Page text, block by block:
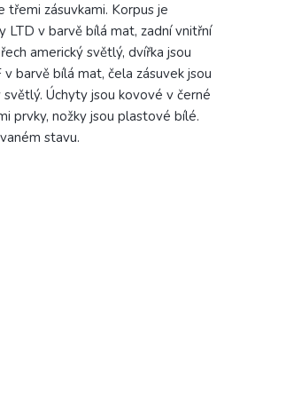
třemi zásuvkami. Korpus je
LTD v barvě bílá mat, zadní vnitřní
americký světlý, dvířka jsou
barvě bílá mat, čela zásuvek jsou
Úchyty jsou kovové v černé
prvky, nožky jsou plastové bílé.
stavu.